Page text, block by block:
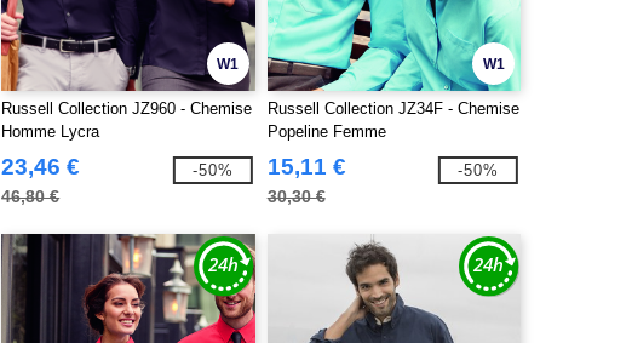
W1
Russell Collection JZ960 - Chemise
Homme Lycra
23,46 €
46,80 €
-50%
W1
Russell Collection JZ34F - Chemise
Popeline Femme
15,11 €
30,30 €
-50%